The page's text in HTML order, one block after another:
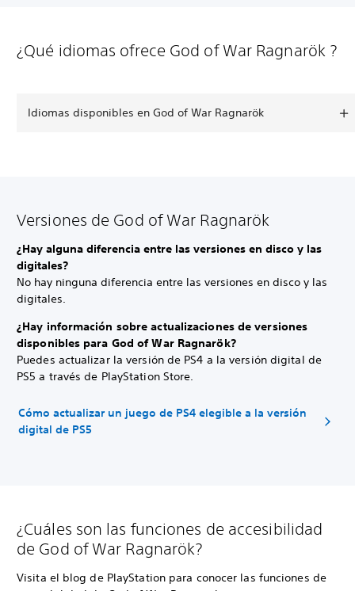
¿Qué idiomas ofrece God of War Ragnarök ?
Idiomas disponibles en God of War Ragnarök
Versiones de God of War Ragnarök
¿Hay alguna diferencia entre las versiones en disco y las
digitales?
No hay ninguna diferencia entre las versiones en disco y las
digitales.
¿Hay información sobre actualizaciones de versiones
disponibles para God of War Ragnarök?
Puedes actualizar la versión de PS4 a la versión digital de
PS5 a través de PlayStation Store.
Cómo actualizar un juego de PS4 elegible a la versión
digital de PS5
¿Cuáles son las funciones de accesibilidad
de God of War Ragnarök?
Visita el blog de PlayStation para conocer las funciones de